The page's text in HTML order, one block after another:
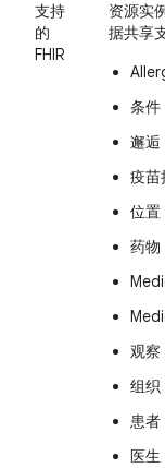
支持
的
FHIR
资源实
据共享
条件
邂逅
疫苗
位置
药物
观察
组织
患者
医生